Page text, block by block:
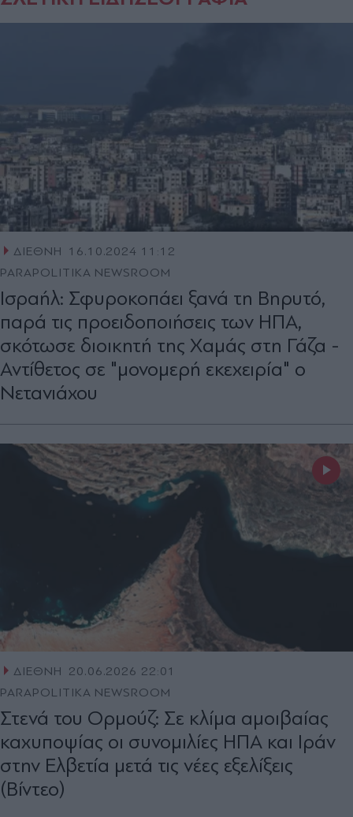
ΔΙΕΘΝΗ
16.10.2024 11:12
PARAPOLITIKA NEWSROOM
Ισραήλ: Σφυροκοπάει ξανά τη Βηρυτό,
παρά τις προειδοποιήσεις των ΗΠΑ,
σκότωσε διοικητή της Χαμάς στη Γάζα -
Αντίθετος σε "μονομερή εκεχειρία" ο
Νετανιάχου
ΔΙΕΘΝΗ
20.06.2026 22:01
PARAPOLITIKA NEWSROOM
Στενά του Ορμούζ: Σε κλίμα αμοιβαίας
καχυποψίας οι συνομιλίες ΗΠΑ και Ιράν
στην Ελβετία μετά τις νέες εξελίξεις
(Βίντεο)